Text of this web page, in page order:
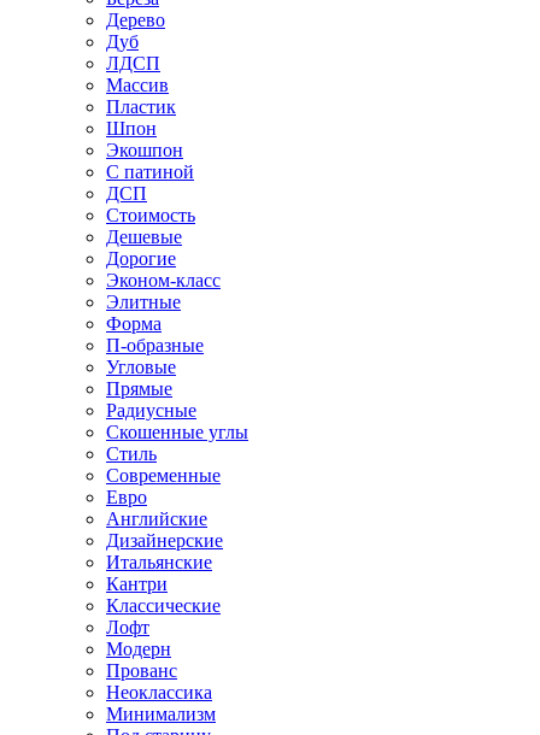
Дерево
Дуб
ЛДСП
Массив
Пластик
Шпон
Экошпон
С патиной
ДСП
Стоимость
Дешевые
Дорогие
Эконом-класс
Элитные
Форма
П-образные
Угловые
Прямые
Радиусные
Скошенные углы
Стиль
Современные
Евро
Английские
Дизайнерские
Итальянские
Кантри
Классические
Лофт
Модерн
Прованс
Неоклассика
Минимализм